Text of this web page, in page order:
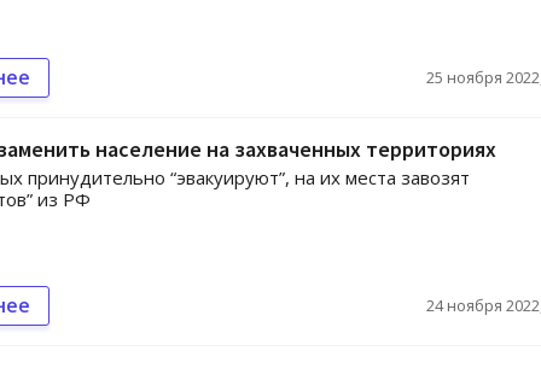
25 ноября
население на захваченных территориях
принудительно “эвакуируют”, на их места завозят
из РФ
24 ноября